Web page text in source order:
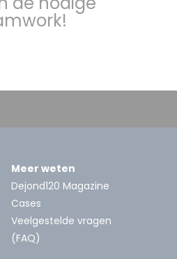
Meer weten
Dejond120 Magazine
Cases
Veelgestelde vragen
(FAQ)